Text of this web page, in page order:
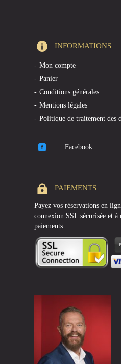
INFORMATIONS
Mon compte
Panier
Conditions générales
Mentions légales
Politique de traitement des
Facebook
PAIEMENTS
Payez vos réservations en
connexion SSL sécurisée et
paiements.